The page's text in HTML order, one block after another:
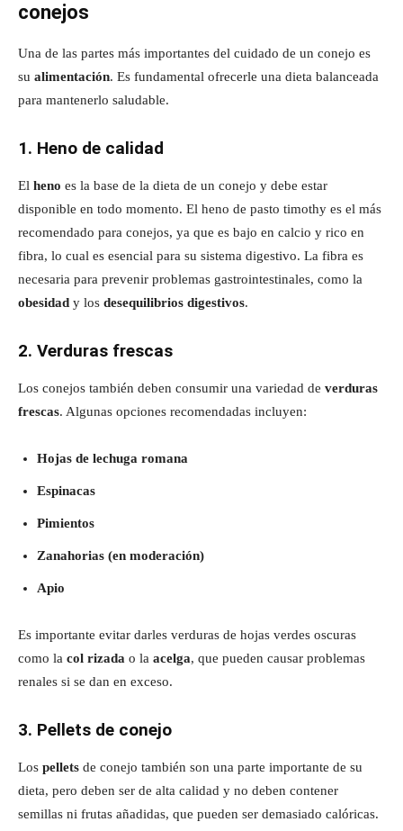
conejos
Una de las partes más importantes del cuidado de un conejo es
su alimentación. Es fundamental ofrecerle una dieta balanceada
para mantenerlo saludable.
1. Heno de calidad
El heno es la base de la dieta de un conejo y debe estar
disponible en todo momento. El heno de pasto timothy es el más
recomendado para conejos, ya que es bajo en calcio y rico en
fibra, lo cual es esencial para su sistema digestivo. La fibra es
necesaria para prevenir problemas gastrointestinales, como la
obesidad y los desequilibrios digestivos.
2. Verduras frescas
Los conejos también deben consumir una variedad de verduras
frescas. Algunas opciones recomendadas incluyen:
Hojas de lechuga romana
Espinacas
Pimientos
Zanahorias (en moderación)
Apio
Es importante evitar darles verduras de hojas verdes oscuras
como la col rizada o la acelga, que pueden causar problemas
renales si se dan en exceso.
3. Pellets de conejo
Los pellets de conejo también son una parte importante de su
dieta, pero deben ser de alta calidad y no deben contener
semillas ni frutas añadidas, que pueden ser demasiado calóricas.